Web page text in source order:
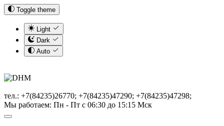
Toggle theme
Light
Dark
Auto
тел.: +7(84235)26770; +7(84235)47290; +7(84235)47298;
Мы работаем: Пн - Пт с 06:30 до 15:15 Мск